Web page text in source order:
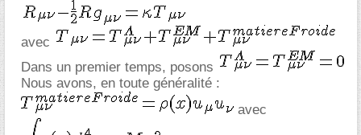
avec
Dans un premier temps, posons
Nous avons, en toute généralité :
avec